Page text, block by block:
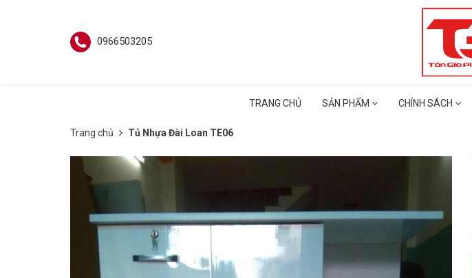
0966503205
TRANG CHỦ SẢN PHẨM CHÍNH SÁCH
Trang chủ Tủ Nhựa Đài Loan TE06